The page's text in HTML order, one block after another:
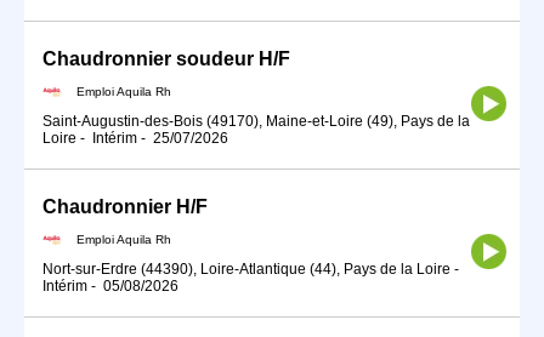
Chaudronnier soudeur H/F
Emploi Aquila Rh
Saint-Augustin-des-Bois (49170), Maine-et-Loire (49), Pays de la
Loire - Intérim - 25/07/2026
Chaudronnier H/F
Emploi Aquila Rh
Nort-sur-Erdre (44390), Loire-Atlantique (44), Pays de la Loire -
Intérim - 05/08/2026